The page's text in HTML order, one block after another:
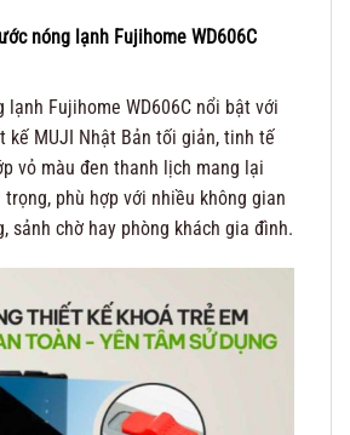
nóng lạnh Fujihome WD606C
lạnh Fujihome WD606C nổi bật với
kế MUJI Nhật Bản tối giản, tinh tế
vỏ màu đen thanh lịch mang lại
phù hợp với nhiều không gian
sảnh chờ hay phòng khách gia đình.